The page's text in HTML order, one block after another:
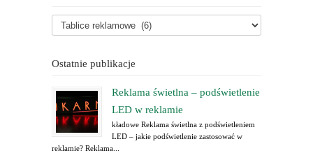
Ostatnie publikacje
Reklama świetlna – podświetlenie
LED w reklamie
kładowe Reklama świetlna z podświetleniem
LED – jakie podświetlenie zastosować w
reklamie? Reklama...